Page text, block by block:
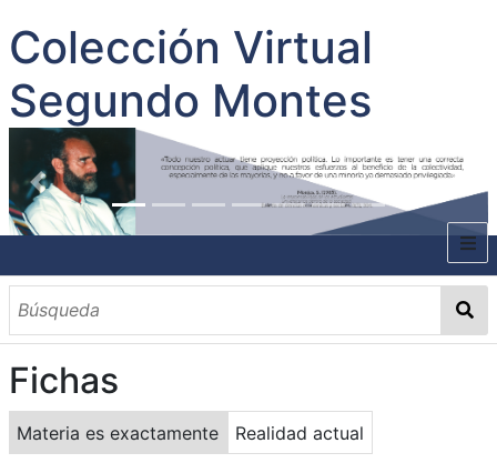
Colección Virtual
Segundo Montes
INICIO
SOBRE EL AUTOR
CONTENIDO
TODOS LOS DOCUMENTOS
CATEGORIAS
OBRAS SOBRE EL AUTOR P. SEGUNDO MONTES
MATERIAS
PALABRAS CLAVES
MULTIMEDIA
Fichas
Materia es exactamente Realidad actual